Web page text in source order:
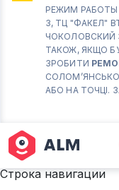
РЕЖИМ
3, ТЦ "ФАКЕЛ"
ЧОКОЛОВСКИЙ
ТАКОЖ, ЯКЩО
ЗРОБИТИ
АБО НА ТОЧЦІ.
18-00
(098)
М.
ВТ-СБ
Строка навигации